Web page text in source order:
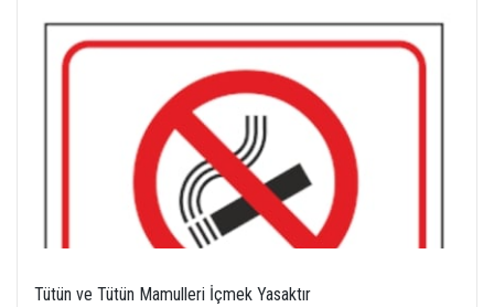
Tütün ve Tütün Mamulleri İçmek Yasaktır